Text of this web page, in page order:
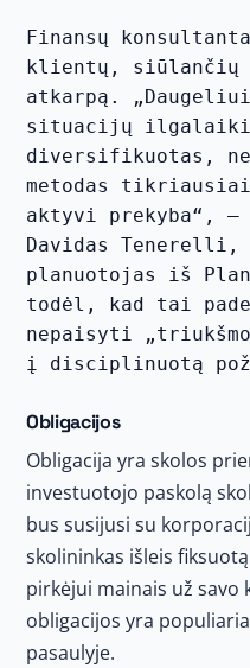
Finansų
klientų,
atkarpą. „Daugeliui
situacijų
diversifikuotas,
metodas
aktyvi prekyba“, –
Davidas
planuotojas iš
todėl, kad tai
nepaisyti
į disciplinuotą
Obligacijos
Obligacija yra skolos
investuotojo paskolą
bus susijusi su
skolininkas išleis
pirkėjui mainais už savo
obligacijos yra
pasaulyje.